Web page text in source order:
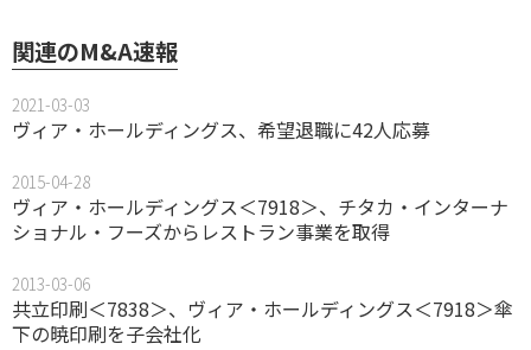
関連のM&A速報
2021-03-03
ヴィア・ホールディングス、希望退職に42人応募
2015-04-28
ヴィア・ホールディングス＜7918＞、チタカ・インターナ
ショナル・フーズからレストラン事業を取得
2013-03-06
共立印刷＜7838＞、ヴィア・ホールディングス＜7918＞傘
下の暁印刷を子会社化